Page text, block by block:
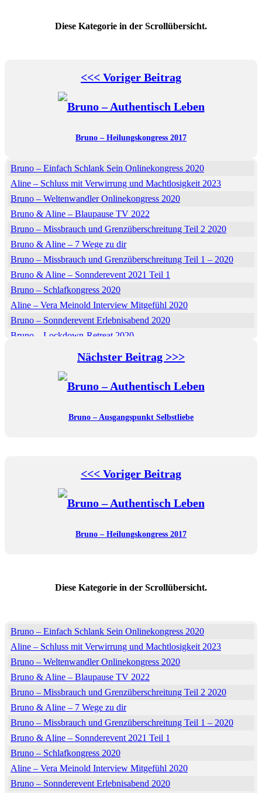
Diese Kategorie in der Scrollübersicht.
<<< Voriger Beitrag
Bruno – Heilungskongress 2017
Bruno – Einfach Schlank Sein Onlinekongress 2020
Aline – Schluss mit Verwirrung und Machtlosigkeit 2023
Bruno – Weltenwandler Onlinekongress 2020
Bruno & Aline – Blaupause TV 2022
Bruno – Missbrauch und Grenzüberschreitung Teil 2 2020
Bruno & Aline – 7 Wege zu dir
Bruno – Missbrauch und Grenzüberschreitung Teil 1 – 2020
Bruno & Aline – Sonnderevent 2021 Teil 1
Bruno – Schlafkongress 2020
Aline – Vera Meinold Interview Mitgefühl 2020
Bruno – Sonnderevent Erlebnisabend 2020
Bruno – Lockdown-Retreat 2020
Bruno & Aline Gesundheitsonline Kongress 2022
Bruno – Blaupause TV Live 2020
Bruno & Aline – Finde Deinen Herzpartner 2022
Bruno – Selbstheilung ist machbar Kongress 2020
Bruno & Aline – Erfüllende Beziehungen auf allen Ebenen –
Synthesia TV 2021
Bruno – Was ist Bewusstseinsentwicklung – Bernd Gloggnitzer
Aline – Festival für ein neues Körperbewusstsein 2021
Bruno & Aline – Lebensquell Kongress 2022
Bruno – Frei und schöpferisch leben – Welt im Wandel TV 2015
Bruno & Aline – Lebensfreude Messe Kongress 2022
Bruno – Bewusstsein für die Neue Zeit – Querdenken TV 2012
Aline – Die Liebe in der Sucht 2.0 Kongress 2021
Bruno & Aline – FreeSpirit Experten Interview – Martin Döller
2020
Bruno – Kraft meiner Angst Kongress 2019
Der ganz normale Wahnsinn – Blaupause TV 2020
Bruno – Einzigartigkeit in Freiheit leben 2019
Bruno & Aline – Partnerschaft auf Augenhöhe 2021
Nächster Beitrag >>>
Bruno – Ausgangspunkt Selbstliebe
<<< Voriger Beitrag
Bruno – Heilungskongress 2017
Diese Kategorie in der Scrollübersicht.
Bruno – Einfach Schlank Sein Onlinekongress 2020
Aline – Schluss mit Verwirrung und Machtlosigkeit 2023
Bruno – Weltenwandler Onlinekongress 2020
Bruno & Aline – Blaupause TV 2022
Bruno – Missbrauch und Grenzüberschreitung Teil 2 2020
Bruno & Aline – 7 Wege zu dir
Bruno – Missbrauch und Grenzüberschreitung Teil 1 – 2020
Bruno & Aline – Sonnderevent 2021 Teil 1
Bruno – Schlafkongress 2020
Aline – Vera Meinold Interview Mitgefühl 2020
Bruno – Sonnderevent Erlebnisabend 2020